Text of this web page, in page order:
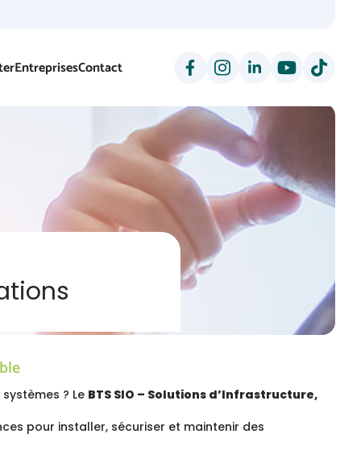
EntreprisesContact
? Le BTS SIO – Solutions d’Infrastructure,
pour installer, sécuriser et maintenir des